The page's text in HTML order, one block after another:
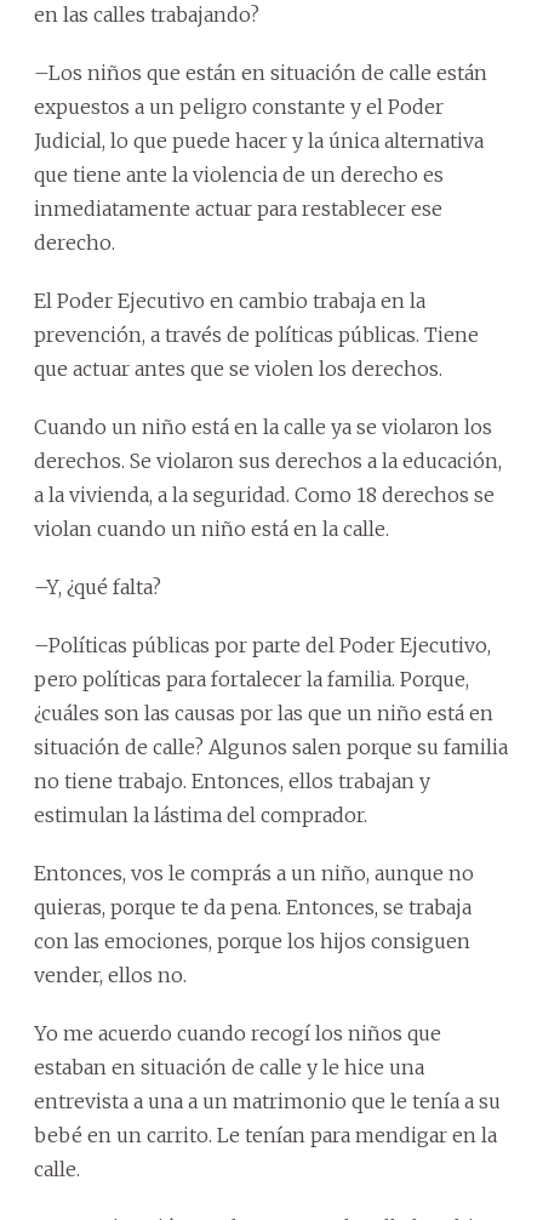
en las calles trabajando?
–Los niños que están en situación de calle están
expuestos a un peligro constante y el Poder
Judicial, lo que puede hacer y la única alternativa
que tiene ante la violencia de un derecho es
inmediatamente actuar para restablecer ese
derecho.
El Poder Ejecutivo en cambio trabaja en la
prevención, a través de políticas públicas. Tiene
que actuar antes que se violen los derechos.
Cuando un niño está en la calle ya se violaron los
derechos. Se violaron sus derechos a la educación,
a la vivienda, a la seguridad. Como 18 derechos se
violan cuando un niño está en la calle.
–Y, ¿qué falta?
–Políticas públicas por parte del Poder Ejecutivo,
pero políticas para fortalecer la familia. Porque,
¿cuáles son las causas por las que un niño está en
situación de calle? Algunos salen porque su familia
no tiene trabajo. Entonces, ellos trabajan y
estimulan la lástima del comprador.
Entonces, vos le comprás a un niño, aunque no
quieras, porque te da pena. Entonces, se trabaja
con las emociones, porque los hijos consiguen
vender, ellos no.
Yo me acuerdo cuando recogí los niños que
estaban en situación de calle y le hice una
entrevista a una a un matrimonio que le tenía a su
bebé en un carrito. Le tenían para mendigar en la
calle.